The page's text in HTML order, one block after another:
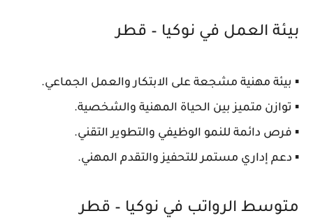
بيئة العمل في نوكيا – قطر
▪️ بيئة مهنية مشجعة على الابتكار والعمل الجماعي.
▪️ توازن متميز بين الحياة المهنية والشخصية.
▪️ فرص دائمة للنمو الوظيفي والتطوير التقني.
▪️ دعم إداري مستمر للتحفيز والتقدم المهني.
متوسط الرواتب في نوكيا – قطر